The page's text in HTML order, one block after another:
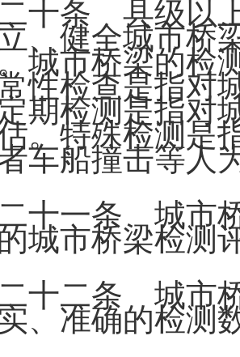
十条 县级以
、健全城市桥
城市桥梁的检
性检查是指对
期检测是指对
。特殊检测是
车船撞击等人
十一条 城市
城市桥梁检测
十二条 城市
、准确的检测